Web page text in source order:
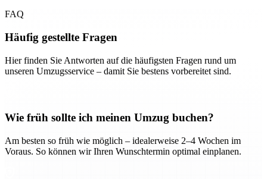
FAQ
Häufig gestellte Fragen
Hier finden Sie Antworten auf die häufigsten Fragen rund um
unseren Umzugsservice – damit Sie bestens vorbereitet sind.
Wie früh sollte ich meinen Umzug buchen?
Am besten so früh wie möglich – idealerweise 2–4 Wochen im
Voraus. So können wir Ihren Wunschtermin optimal einplanen.